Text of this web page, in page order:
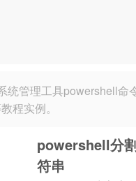
管理工具powershell命
程实例。
powershell分
符串